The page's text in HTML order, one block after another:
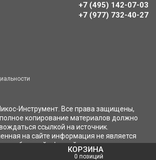
КОРЗИНА
0 позиций
+7 (495) 142-07-03
‎‎+7 (977) 732-40-27
Инструмент. Все права защищены,
копирование материалов должно
ссылкой на источник.
на сайте информация не является
публичной офертой